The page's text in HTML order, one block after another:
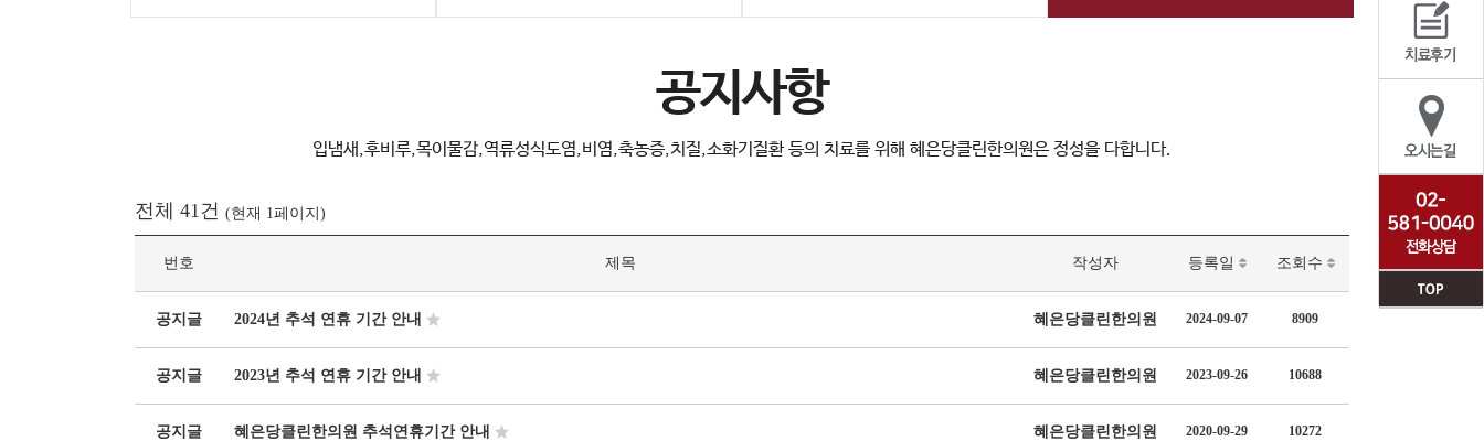
공지사항
입냄새,후비루,목이물감,역류성식도염,비염,축농증,치질,소화기질환 등의 치료를 위해 혜은당클린한의원은 정성을 다합니다.
전체 41건 (현재 1페이지)
번호 제목 작성자 등록일 조회수
공지글 2024년 추석 연휴 기간 안내 혜은당클린한의원 2024-09-07 8909
공지글 2023년 추석 연휴 기간 안내 혜은당클린한의원 2023-09-26 10688
공지글 혜은당클린한의원 추석연휴기간 안내 혜은당클린한의원 2020-09-29 10272